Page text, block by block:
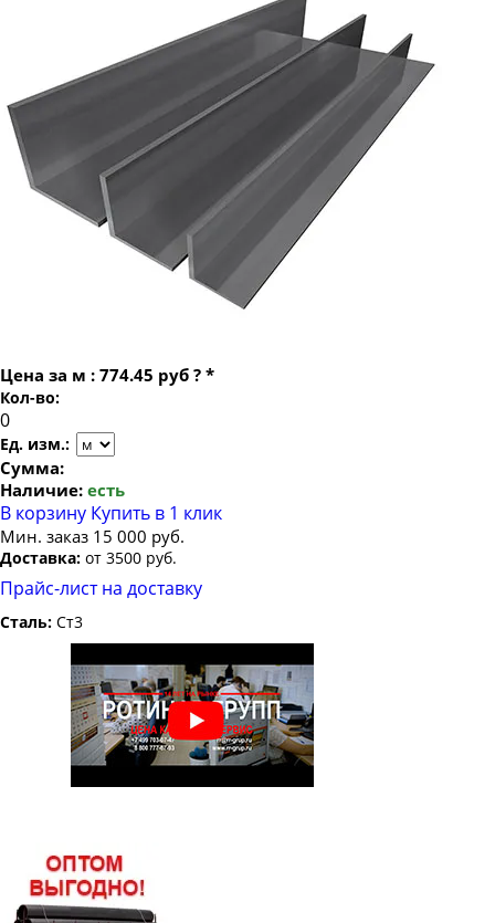
Уголок стальной равнополочный 75х75
Уголок стальной равнополочный 80х80
Уголок стальной равнополочный 90х90
Уголок стальной равнополочный 100х100
Уголок стальной равнополочный 125х125
Уголок стальной равнополочный 140х140
Уголок стальной равнополочный 160х160
Уголок стальной равнополочный 180х180
Уголок стальной равнополочный 200х200
Цена за м : 774.45 руб ? *
Кол-во:
Ед. изм.:
Сумма:
Наличие: есть
В корзину Купить в 1 клик
Мин. заказ 15 000 руб.
Доставка: от 3500 руб.
Прайс-лист на доставку
Сталь: Ст3